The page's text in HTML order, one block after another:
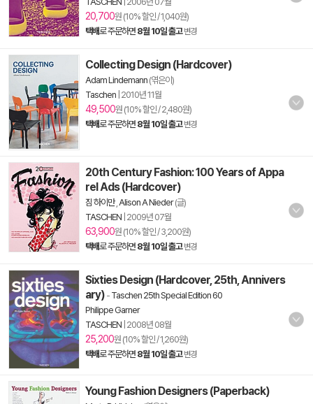
20,700원 (10% 할인 / 1,040원)
택배로 주문하면 8월 10일 출고 변경
Collecting Design (Hardcover)
Adam Lindemann (엮은이)
Taschen 2010년 11월
49,500원 (10% 할인 / 2,480원)
택배로 주문하면 8월 10일 출고 변경
20th Century Fashion: 100 Years of Appa
rel Ads (Hardcover)
짐 하이만, Alison A Nieder(글)
TASCHEN 2009년 07월
63,900원 (10% 할인 / 3,200원)
택배로 주문하면 8월 10일 출고 변경
Sixties Design (Hardcover, 25th, Annivers
ary) - Taschen 25th Special Edition 60
Philippe Garner
TASCHEN 2008년 08월
25,200원 (10% 할인 / 1,260원)
택배로 주문하면 8월 10일 출고 변경
Young Fashion Designers (Paperback)